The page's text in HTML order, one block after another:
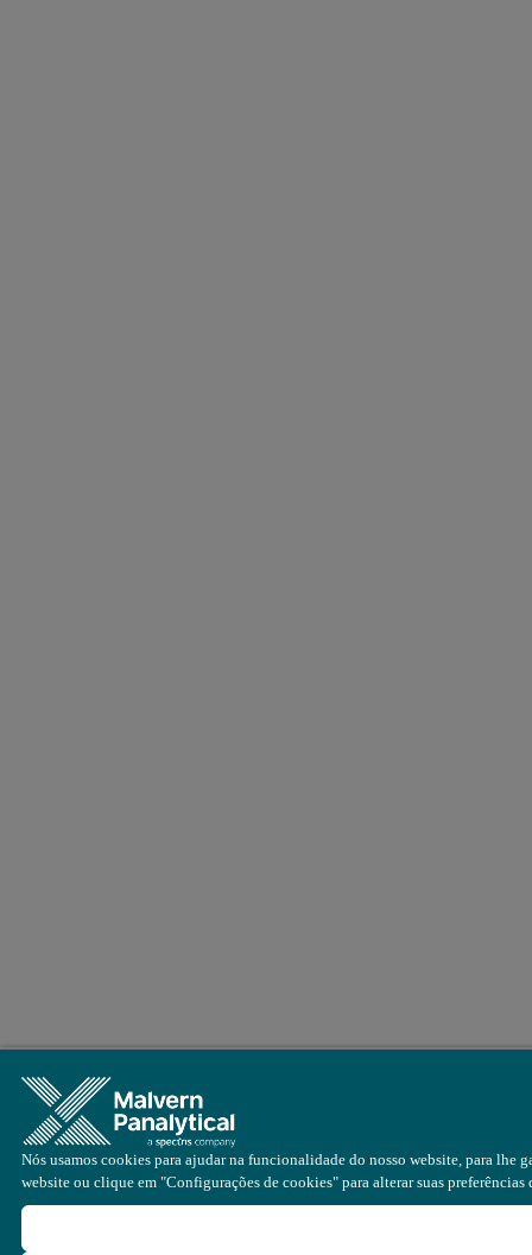
Nós usamos cookies para ajudar na funcionalidade do nosso website, para lhe
website ou clique em "Configurações de cookies" para alterar suas preferências